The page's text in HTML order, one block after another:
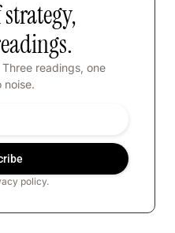
readings, one
noise.
policy.